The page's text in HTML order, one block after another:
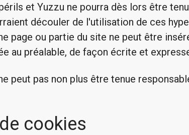
et Yuzzu ne pourra dès lors être
découler de l'utilisation de ces
page ou partie du site ne peut être
au préalable, de façon écrite et
peut pas non plus être tenue
cookies